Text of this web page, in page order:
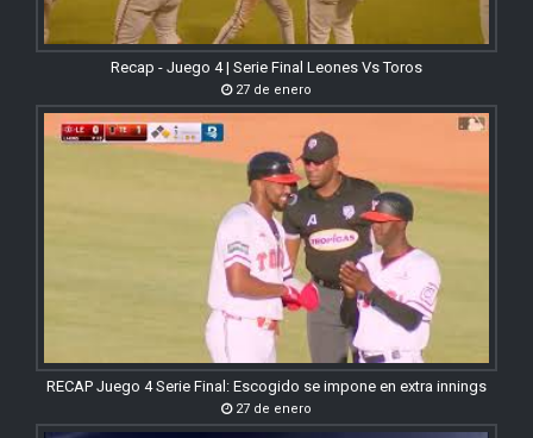
Recap - Juego 4 | Serie Final Leones Vs Toros
27 de enero
RECAP Juego 4 Serie Final: Escogido se impone en extra innings
27 de enero